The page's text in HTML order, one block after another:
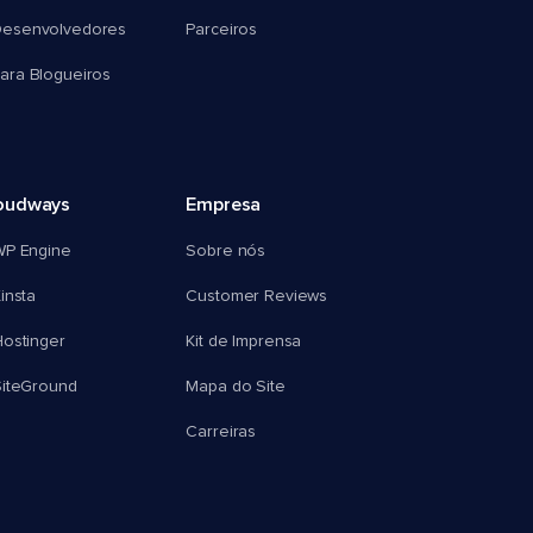
Blogueiros
Parceiros
Engine
Empresa
Sobre nós
Customer Reviews
Kit de Imprensa
Mapa do Site
Carreiras